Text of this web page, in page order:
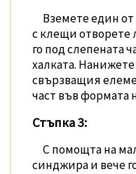
Вземете един
с клещи отворете
го под слепената
халката.
свързващия
част във формата
Стъпка 3:
С помощта на
синджира и вече